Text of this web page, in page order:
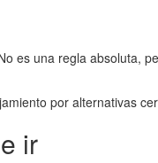
es una regla absoluta,
por alternativas
ir